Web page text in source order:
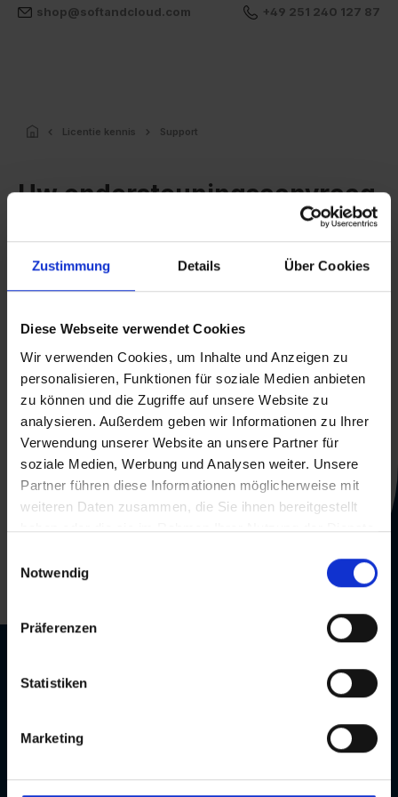
Zustimmung Details Über Cookies
Diese Webseite verwendet Cookies
Wir verwenden Cookies, um Inhalte und Anzeigen zu
personalisieren, Funktionen für soziale Medien anbieten
zu können und die Zugriffe auf unsere Website zu
analysieren. Außerdem geben wir Informationen zu Ihrer
Verwendung unserer Website an unsere Partner für
soziale Medien, Werbung und Analysen weiter. Unsere
Partner führen diese Informationen möglicherweise mit
weiteren Daten zusammen, die Sie ihnen bereitgestellt
haben oder die sie im Rahmen Ihrer Nutzung der Dienste
Notwendig
Präferenzen
Statistiken
Marketing
shop@softandcloud.com +49 251 240 127 87
Licentie kennis Support
Uw ondersteuningsaanvraag
verzoeken – onze ondersteuning staat u betrouwbaar
terzijde en vindt samen met u de juiste oplossing. Stuur
mogelijk contact met u op.
+49 251 240 127 87
Anton-Bruchausen-Str. 4a
Neem contact met ons op